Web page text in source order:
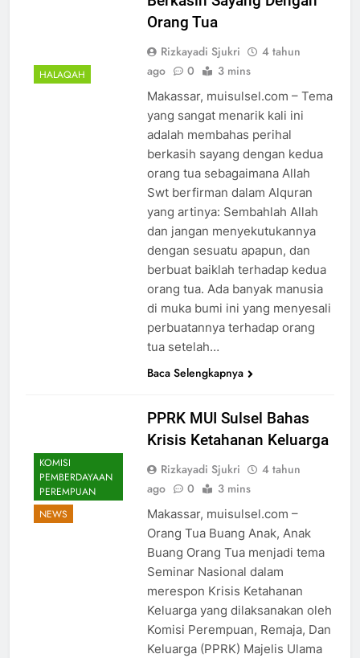
HALAQAH
Orang Tua
Rizkayadi Sjukri
4 tahun
ago
0 3 mins
Makassar, muisulsel.com – Tema
yang sangat menarik kali ini
adalah membahas perihal
berkasih sayang dengan kedua
orang tua sebagaimana Allah
Swt berfirman dalam Alquran
yang artinya: Sembahlah Allah
dan jangan menyekutukannya
dengan sesuatu apapun, dan
berbuat baiklah terhadap kedua
orang tua. Ada banyak manusia
di muka bumi ini yang menyesali
perbuatannya terhadap orang
tua setelah…
Baca Selengkapnya
KOMISI
PEMBERDAYAAN
PEREMPUAN
NEWS
PPRK MUI Sulsel Bahas
Krisis Ketahanan Keluarga
Rizkayadi Sjukri
4 tahun
ago
0 3 mins
Makassar, muisulsel.com –
Orang Tua Buang Anak, Anak
Buang Orang Tua menjadi tema
Seminar Nasional dalam
merespon Krisis Ketahanan
Keluarga yang dilaksanakan oleh
Komisi Perempuan, Remaja, Dan
Keluarga (PPRK) Majelis Ulama